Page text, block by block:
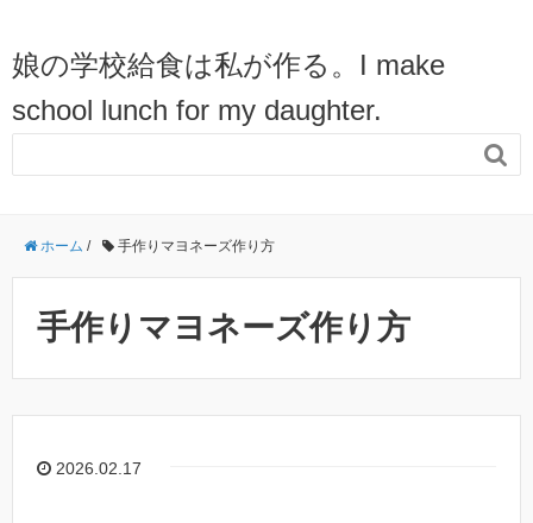
娘の学校給食は私が作る。I make
school lunch for my daughter.

ホーム / 手作りマヨネーズ作り方
手作りマヨネーズ作り方
2026.02.17